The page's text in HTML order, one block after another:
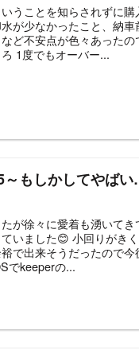
うことを知らされずに購
が少なかったこと、納
ど不安点が色々あった
1度でもオーバー...
～もしかしてやば
が徐々に愛着も湧いて
いました😊 小回りがき
で出来そうだったので
でkeeperの...